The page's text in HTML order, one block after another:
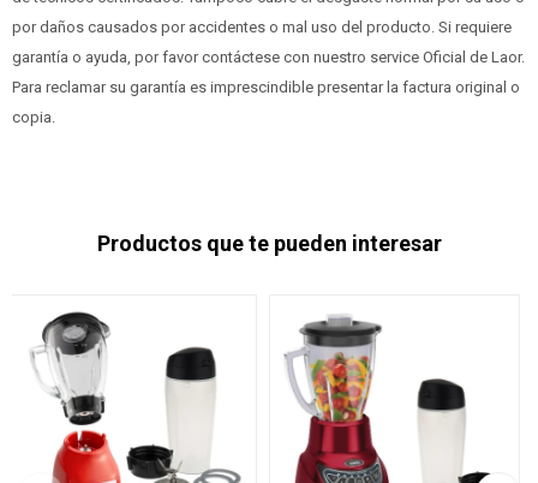
por daños causados por accidentes o mal uso del producto. Si requiere
garantía o ayuda, por favor contáctese con nuestro service Oficial de Laor.
Para reclamar su garantía es imprescindible presentar la factura original o
copia.
Productos que te pueden interesar